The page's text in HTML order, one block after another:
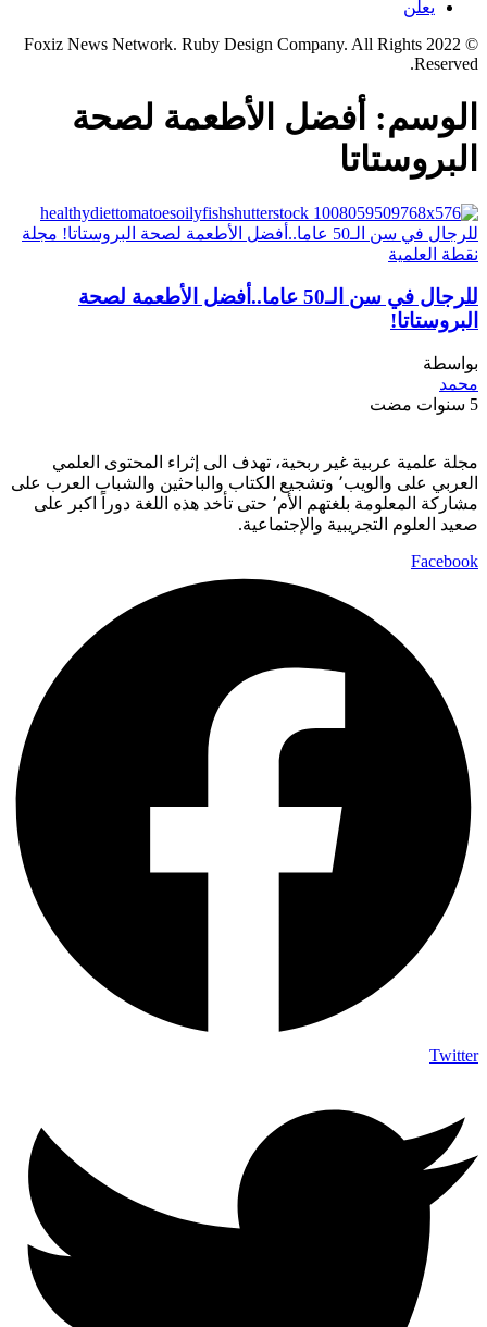
يعلن
© 2022 Foxiz News Network. Ruby Design Company. All Rights
Reserved.
الوسم: أفضل الأطعمة لصحة
البروستاتا
للرجال في سن الـ50 عاما..أفضل الأطعمة لصحة
البروستاتا!
بواسطة
محمد
5 سنوات مضت
مجلة علمية عربية غير ربحية، تهدف الى إثراء المحتوى العلمي
العربي على والويب٬ وتشجيع الكتاب والباحثين والشباب العرب على
مشاركة المعلومة بلغتهم الأم٬ حتى تأخد هذه اللغة دوراً اكبر على
صعيد العلوم التجريبية والإجتماعية.
Facebook
Twitter